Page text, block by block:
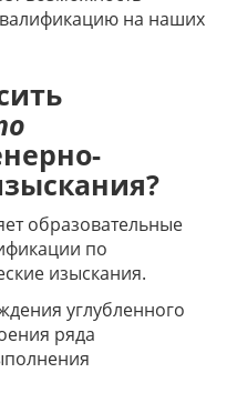
на наших
образовательные
по
изыскания.
углубленного
ряда